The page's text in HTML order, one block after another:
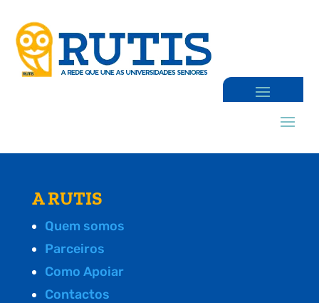
A RUTIS
Quem somos
Parceiros
Como Apoiar
Contactos